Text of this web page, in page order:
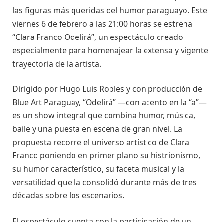
las figuras más queridas del humor paraguayo. Este
viernes 6 de febrero a las 21:00 horas se estrena
“Clara Franco Odelirá”, un espectáculo creado
especialmente para homenajear la extensa y vigente
trayectoria de la artista.
Dirigido por Hugo Luis Robles y con producción de
Blue Art Paraguay, “Odelirá” —con acento en la “a”—
es un show integral que combina humor, música,
baile y una puesta en escena de gran nivel. La
propuesta recorre el universo artístico de Clara
Franco poniendo en primer plano su histrionismo,
su humor característico, su faceta musical y la
versatilidad que la consolidó durante más de tres
décadas sobre los escenarios.